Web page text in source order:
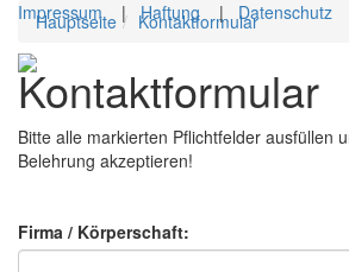
Impressum|Haftung | Datenschutz
Hauptseite Kontaktformular
Kontaktformular
Bitte alle markierten Pflichtfelder ausfüllen
Belehrung akzeptieren!
Firma / Körperschaft: